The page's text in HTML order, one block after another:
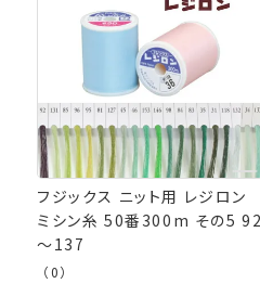
フジックス ニット用 レジロン
ミシン糸 50番300m その5 92
～137
（0）